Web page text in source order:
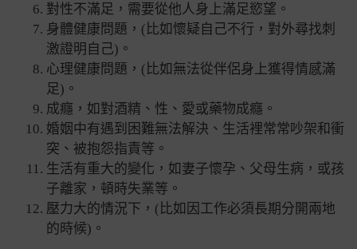
對性不滿足 ， 需要從他人身上滿足慾望。
身體健康問題，(比如懷疑自己不行，對外尋找刺
激證明自己)。
心理健康問題，(比如無法從伴侶身上獲得情感滿
足)。
成癮，如對酒精、性、愛或藥物成癮。
婚姻中有遇到困難無法解決、生活裡常常吵架和衝
突、被抱怨指責等。
生活有重大的變化，如妻子懷孕、父母生病，或孩
子離家，頓時失業等。
壓力大的情況下，(比如因工作必須長期分開兩地
的時候)。